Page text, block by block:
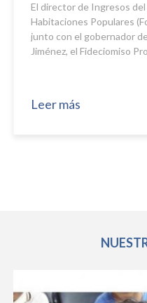
El director de Ingresos
Habitaciones Populares
junto con el gobernador
Jiménez, el Fideciomiso
Leer más